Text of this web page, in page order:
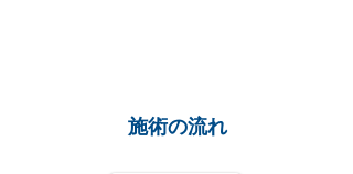
施術の流れ